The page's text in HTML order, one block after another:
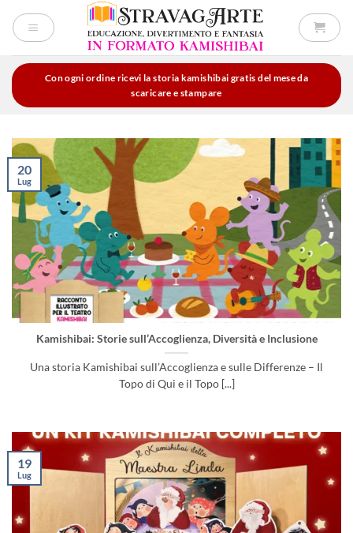
Con ogni ordine ricevi la storia kamishibai gratis del mese da
scaricare e stampare
Kamishibai: Storie sull’Accoglienza, Diversità e Inclusione
Una storia Kamishibai sull’Accoglienza e sulle Differenze – Il
Topo di Qui e il Topo [...]
20
Lug
19
Lug